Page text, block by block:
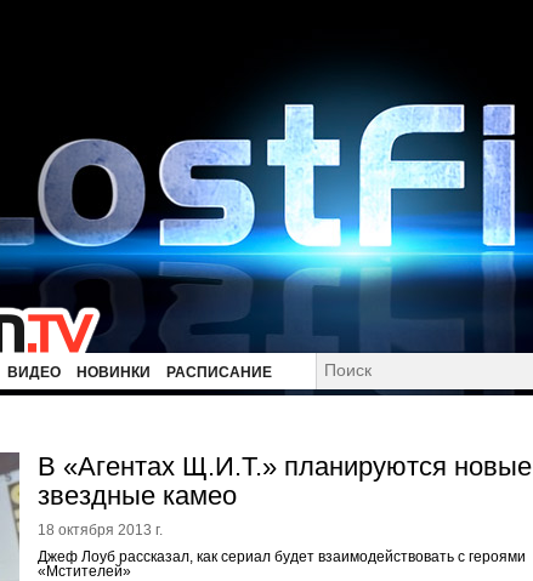
ВИДЕО НОВИНКИ РАСПИСАНИЕ
В «Агентах Щ.И.Т.» планируются новые
звездные камео
18 октября 2013 г.
Джеф Лоуб рассказал, как сериал будет взаимодействовать с героями
«Мстителей»